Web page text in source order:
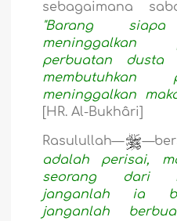
sebagaimana
"Barang
meninggalkan
perbuatan
membutuhkan
meninggalkan
[HR. Al-Bukhâri]
Rasulullah—
adalah perisai,
seorang dari
janganlah ia
janganlah